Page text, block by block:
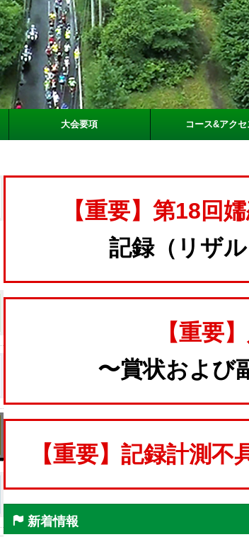
大会要項 コース&アクセ
【重要】第18回
記録（リザ
【重要
〜賞状および
【重要】記録計測
新着情報